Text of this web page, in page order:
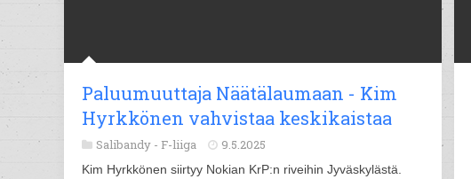
Paluumuuttaja Näätälaumaan - Kim
Hyrkkönen vahvistaa keskikaistaa
Salibandy - F-liiga 9.5.2025
Kim Hyrkkönen siirtyy Nokian KrP:n riveihin Jyväskylästä.